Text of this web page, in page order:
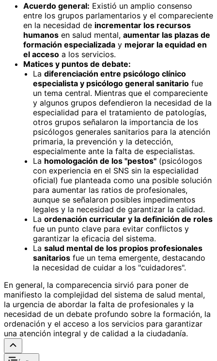
Acuerdo general: Existió un amplio consenso
entre los grupos parlamentarios y el compareciente
en la necesidad de incrementar los recursos
humanos en salud mental, aumentar las plazas de
formación especializada y mejorar la equidad en
el acceso a los servicios.
Matices y puntos de debate:
La diferenciación entre psicólogo clínico
especialista y psicólogo general sanitario fue
un tema central. Mientras que el compareciente
y algunos grupos defendieron la necesidad de la
especialidad para el tratamiento de patologías,
otros grupos señalaron la importancia de los
psicólogos generales sanitarios para la atención
primaria, la prevención y la detección,
especialmente ante la falta de especialistas.
La homologación de los "pestos" (psicólogos
con experiencia en el SNS sin la especialidad
oficial) fue planteada como una posible solución
para aumentar las ratios de profesionales,
aunque se señalaron posibles impedimentos
legales y la necesidad de garantizar la calidad.
La ordenación curricular y la definición de roles
fue un punto clave para evitar conflictos y
garantizar la eficacia del sistema.
La salud mental de los propios profesionales
sanitarios fue un tema emergente, destacando
la necesidad de cuidar a los "cuidadores".
En general, la comparecencia sirvió para poner de
manifiesto la complejidad del sistema de salud mental,
la urgencia de abordar la falta de profesionales y la
necesidad de un debate profundo sobre la formación, la
ordenación y el acceso a los servicios para garantizar
una atención integral y de calidad a la ciudadanía.